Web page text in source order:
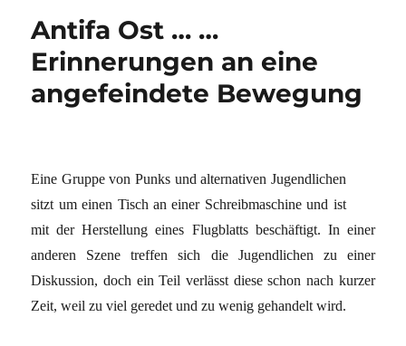
Antifa Ost … …
Erinnerungen an eine
angefeindete Bewegung
Eine Gruppe von Punks und alternativen Jugendlichen
sitzt um einen Tisch an einer Schreibmaschine und ist
mit der Herstellung eines Flugblatts beschäftigt. In einer
anderen Szene treffen sich die Jugendlichen zu einer
Diskussion, doch ein Teil verlässt diese schon nach kurzer
Zeit, weil zu viel geredet und zu wenig gehandelt wird.